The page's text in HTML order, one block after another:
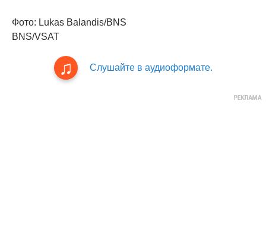
Фото: Lukas Balandis/BNS
BNS/VSAT
Слушайте в аудиоформате.